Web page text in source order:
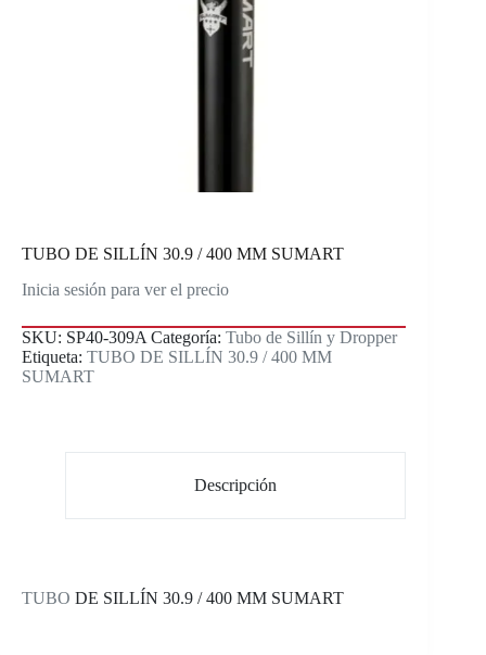
TUBO DE SILLÍN 30.9 / 400 MM SUMART
Inicia sesión para ver el precio
SKU: SP40-309A Categoría: Tubo de Sillín y Dropper
Etiqueta: TUBO DE SILLÍN 30.9 / 400 MM
SUMART
Descripción
TUBO DE SILLÍN 30.9 / 400 MM SUMART